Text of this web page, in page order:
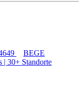
BEGE
30+ Standorte